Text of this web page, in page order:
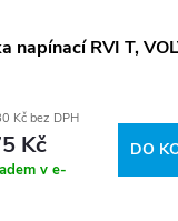
napínací RVI T,
Kč bez DPH
Kč
v e-
DO